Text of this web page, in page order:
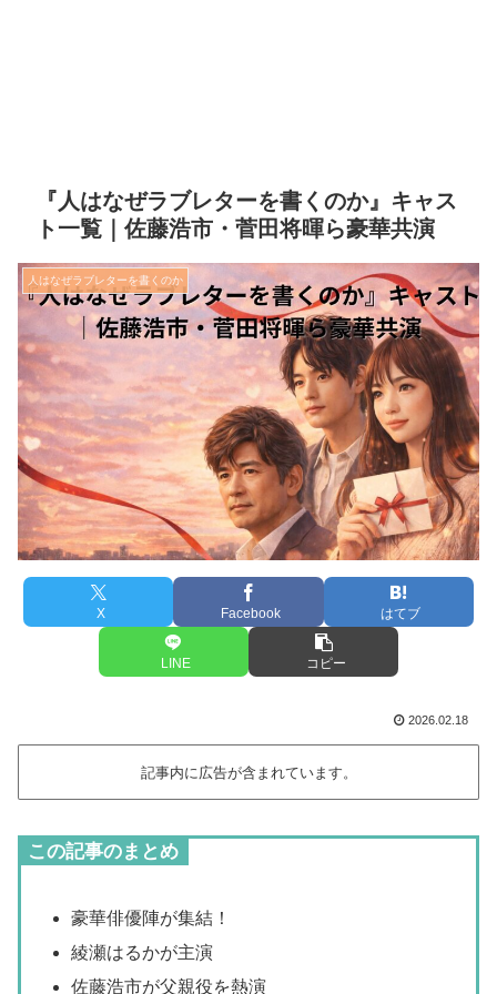
『人はなぜラブレターを書くのか』キャス
ト一覧｜佐藤浩市・菅田将暉ら豪華共演
人はなぜラブレターを書くのか
X Facebook はてブ
LINE コピー
2026.02.18
記事内に広告が含まれています。
この記事のまとめ
豪華俳優陣が集結！
綾瀬はるかが主演
佐藤浩市が父親役を熱演